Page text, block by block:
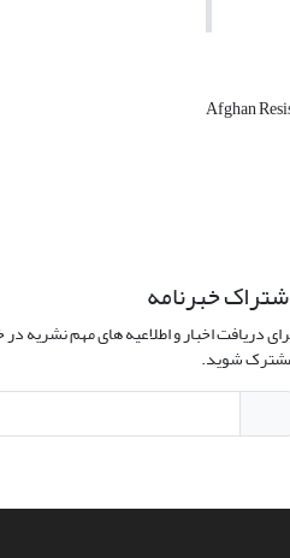
Afghan
خبرنامه
دریافت اخبار و اطلاعیه های مهم نشریه
شوید.